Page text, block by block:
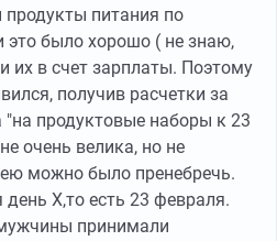
продукты питания по
это было хорошо ( не знаю,
их в счет зарплаты. Поэтому
получив расчетки за
"на продуктовые наборы к 23
очень велика, но не
можно было пренебречь.
Х,то есть 23 февраля.
принимали